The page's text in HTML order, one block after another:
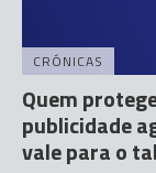
CRÓNICAS
Quem
publicidade
vale para o